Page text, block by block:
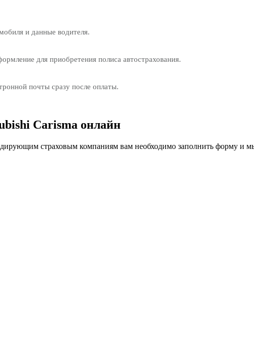
и данные водителя.
для приобретения полиса автострахования.
почты сразу после оплаты.
Carisma онлайн
страховым компаниям вам необходимо заполнить форму и мы